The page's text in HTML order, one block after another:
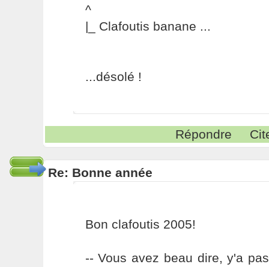
^
|_ Clafoutis banane ...
...désolé !
Répondre
Re: Bonne année
Bon clafoutis 2005!
-- Vous avez beau dire, y'a